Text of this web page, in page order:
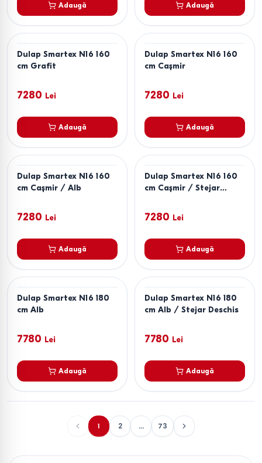
Adaugă Adaugă
Dulap Smartex N16 160
cm Grafit
7280 Lei
Adaugă
Dulap Smartex N16 160
cm Cașmir
7280 Lei
Adaugă
Dulap Smartex N16 160
cm Cașmir / Alb
7280 Lei
Adaugă
Dulap Smartex N16 160
cm Cașmir / Stejar
7280 Lei
Adaugă
Dulap Smartex N16 180
cm Alb
7780 Lei
Adaugă
Dulap Smartex N16 180
cm Alb / Stejar Deschis
7780 Lei
Adaugă
1 2 ... 73